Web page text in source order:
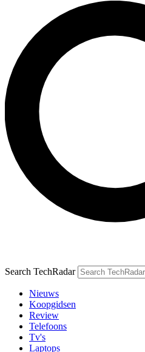
Search TechRadar
Nieuws
Koopgidsen
Review
Telefoons
Tv's
Laptops